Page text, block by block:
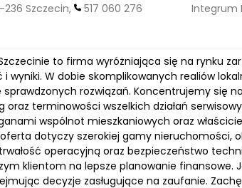
Szczecin, 517 060 276 Integrum
to firma wyróżniająca się na rynku
wyniki. W dobie skomplikowanych realiów
rozwiązań. Koncentrujemy się
oraz terminowości wszelkich działań
wspólnot mieszkaniowych oraz
dotyczy szerokiej gamy nieruchomości,
operacyjną oraz bezpieczeństwo
klientom na lepsze planowanie finansowe.
decyzje zasługujące na zaufanie.